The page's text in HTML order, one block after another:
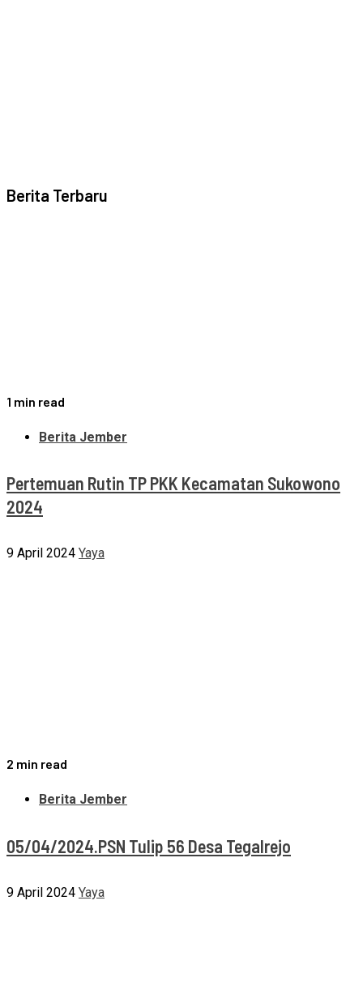
Berita Terbaru
1 min read
Berita Jember
Pertemuan Rutin TP PKK Kecamatan Sukowono
2024
9 April 2024 Yaya
2 min read
Berita Jember
05/04/2024.PSN Tulip 56 Desa Tegalrejo
9 April 2024 Yaya